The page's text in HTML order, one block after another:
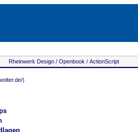
Rheinwerk Design / Openbook / ActionScript
)